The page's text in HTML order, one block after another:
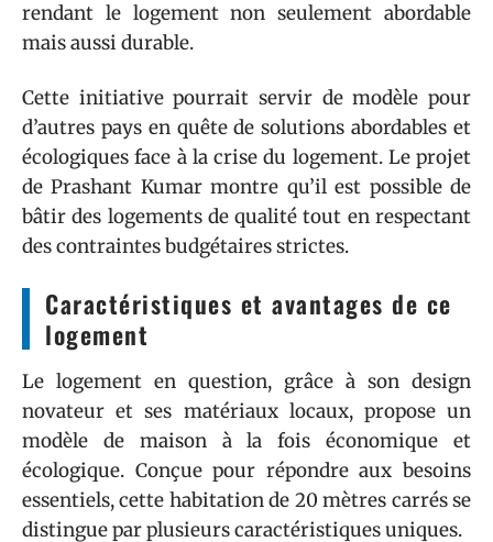
rendant le logement non seulement abordable
mais aussi durable.
Cette initiative pourrait servir de modèle pour
d’autres pays en quête de solutions abordables et
écologiques face à la crise du logement. Le projet
de Prashant Kumar montre qu’il est possible de
bâtir des logements de qualité tout en respectant
des contraintes budgétaires strictes.
Caractéristiques et avantages de ce
logement
Le logement en question, grâce à son design
novateur et ses matériaux locaux, propose un
modèle de maison à la fois économique et
écologique. Conçue pour répondre aux besoins
essentiels, cette habitation de 20 mètres carrés se
distingue par plusieurs caractéristiques uniques.